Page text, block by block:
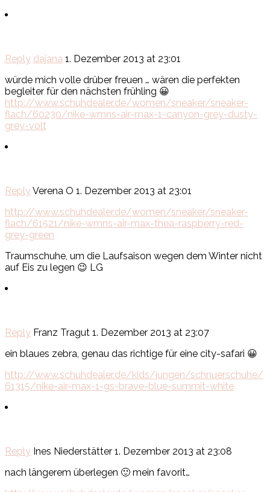
Reply dajana 1. Dezember 2013 at 23:01
würde mich volle drüber freuen … wären die perfekten
begleiter für den nächsten frühling 😀
http://www.schuhdealer.de/women/sneaker/sneaker-
flach/60230/nike-wmns-air-max-1-canyon-grey-dusty-
grey-volt
ReplyVerena O 1. Dezember 2013 at 23:01
http://www.schuhdealer.de/women/sneaker/sneaker-
flach/61521/nike-wmns-air-max-thea-raspberry-red-
grey-green
Traumschuhe, um die Laufsaison wegen dem Winter nicht
auf Eis zu legen 😉 LG
Reply Franz Tragut 1. Dezember 2013 at 23:07
ein blaues zebra, genau das richtige für eine city-safari 😀
http://www.schuhdealer.de/kids/jungen/schnuerschuhe/
61315/nike-air-max-1-gs-brave-blue-summit-white
Reply Ines Niederstätter 1. Dezember 2013 at 23:08
nach längerem überlegen 🙂 mein favorit…